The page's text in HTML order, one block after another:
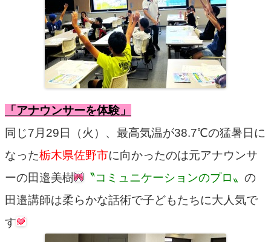
「アナウンサーを体験」
同じ7月29日（火）、最高気温が38.7℃の猛暑日に
なった栃木県佐野市に向かったのは元アナウンサ
ーの田邉美樹
〝コミュニケーションのプロ〟 の
田邉講師は柔らかな話術で子どもたちに大人気で
す